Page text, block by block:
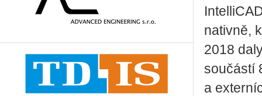
nativně,
2018
součástí
a